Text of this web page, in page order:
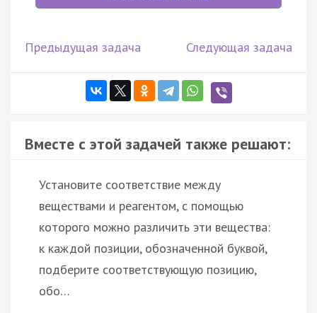
Предыдущая задача Следующая задача
Вместе с этой задачей также решают:
Установите соответствие между
веществами и реагентом, с помощью
которого можно различить эти вещества:
к каждой позиции, обозначенной буквой,
подберите соответствующую позицию,
обо…